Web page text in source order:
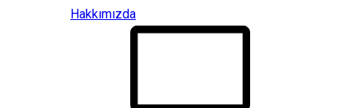
Hakkımızda